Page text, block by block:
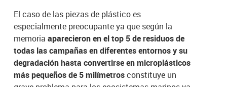
El caso de las piezas de plástico es
especialmente preocupante ya que según la
memoria aparecieron en el top 5 de residuos de
todas las campañas en diferentes entornos y su
degradación hasta convertirse en microplásticos
más pequeños de 5 milímetrosconstituye un